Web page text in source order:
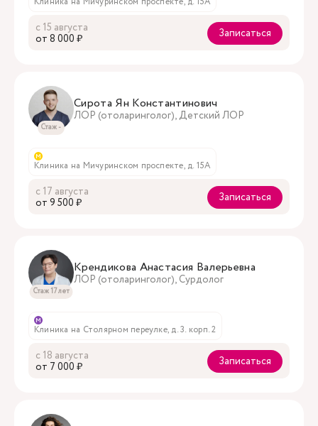
с 15 августа
oт 8 000 ₽
Записаться
Стаж -
Сирота Ян Константинович
ЛОР (отоларинголог), Детский ЛОР
м
Клиника на Мичуринском проспекте, д. 15А
с 17 августа
oт 9 500 ₽
Записаться
Стаж 17 лет
Крендикова Анастасия Валерьевна
ЛОР (отоларинголог), Сурдолог
м
Клиника на Столярном переулке, д. 3. корп. 2
с 18 августа
oт 7 000 ₽
Записаться